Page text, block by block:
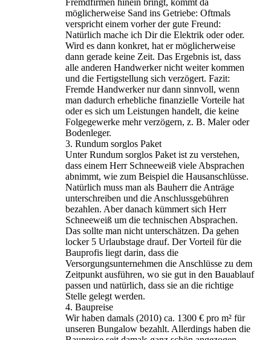
Fremdfirmen hinein bringt, kommt da
möglicherweise Sand ins Getriebe: Oftmals
verspricht einem vorher der gute Freund:
Natürlich mache ich Dir die Elektrik oder oder.
Wird es dann konkret, hat er möglicherweise
dann gerade keine Zeit. Das Ergebnis ist, dass
alle anderen Handwerker nicht weiter kommen
und die Fertigstellung sich verzögert. Fazit:
Fremde Handwerker nur dann sinnvoll, wenn
man dadurch erhebliche finanzielle Vorteile hat
oder es sich um Leistungen handelt, die keine
Folgegewerke mehr verzögern, z. B. Maler oder
Bodenleger.
3. Rundum sorglos Paket
Unter Rundum sorglos Paket ist zu verstehen,
dass einem Herr Schneeweiß viele Absprachen
abnimmt, wie zum Beispiel die Hausanschlüsse.
Natürlich muss man als Bauherr die Anträge
unterschreiben und die Anschlussgebühren
bezahlen. Aber danach kümmert sich Herr
Schneeweiß um die technischen Absprachen.
Das sollte man nicht unterschätzen. Da gehen
locker 5 Urlaubstage drauf. Der Vorteil für die
Bauprofis liegt darin, dass die
Versorgungsunternehmen die Anschlüsse zu dem
Zeitpunkt ausführen, wo sie gut in den Bauablauf
passen und natürlich, dass sie an die richtige
Stelle gelegt werden.
4. Baupreise
Wir haben damals (2010) ca. 1300 € pro m² für
unseren Bungalow bezahlt. Allerdings haben die